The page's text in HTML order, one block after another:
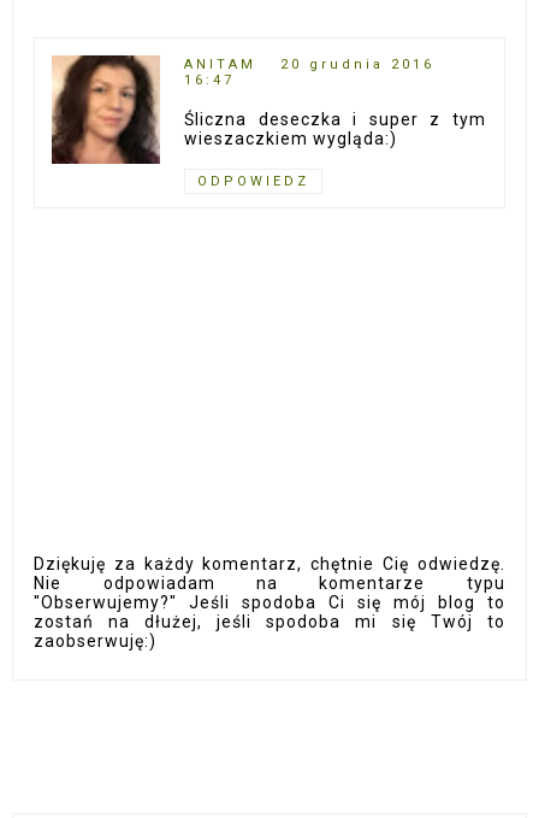
ANITAM
20 grudnia 2016
16:47
Śliczna deseczka i super z tym
wieszaczkiem wygląda:)
ODPOWIEDZ
Dziękuję za każdy komentarz, chętnie Cię odwiedzę.
Nie odpowiadam na komentarze typu
"Obserwujemy?" Jeśli spodoba Ci się mój blog to
zostań na dłużej, jeśli spodoba mi się Twój to
zaobserwuję:)